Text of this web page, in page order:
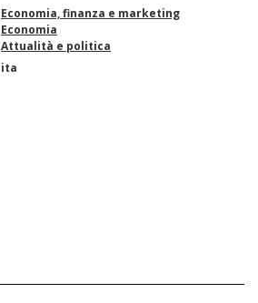
Economia, finanza e marketing
Economia
Attualità e politica
ita